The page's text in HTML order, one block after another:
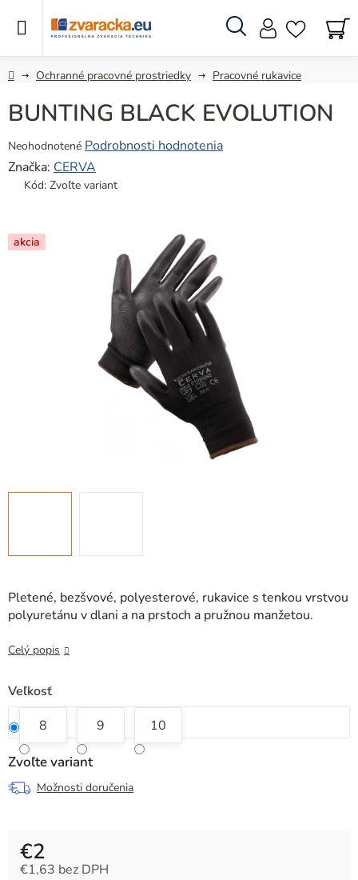
Hľadať
DomovOchranné pracovné prostriedky Pracovné rukavice
Pletené, bezšvové, polyesterové, rukavice s tenkou vrstvou
polyuretánu v dlani a na prstoch a pružnou manžetou.
Celý popis
Veľkosť
8
9 10
Zvoľte variant
Možnosti doručenia
€2
€1,63 bez DPH
BUNTING BLACK EVOLUTION
Priemerné
hodnotenie
produktu
z
5
Neohodnotené Podrobnosti hodnotenia
Značka: CERVA
Kód: Zvoľte variant
akcia